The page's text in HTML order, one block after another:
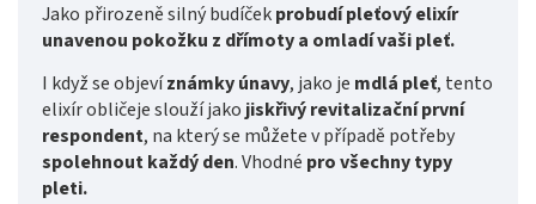
Jako přirozeně silný budíčekprobudí pleťový elixír
unavenou pokožku z dřímoty a omladí vaši pleť.
I když se objevíznámky únavy, jako je mdlá pleť, tento
elixír obličeje slouží jakojiskřivý revitalizační první
respondent, na který se můžete v případě potřeby
spolehnout každý den. Vhodné pro všechny typy
pleti.